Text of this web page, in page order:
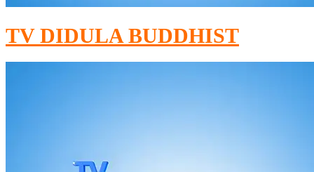
TV DIDULA BUDDHIST​